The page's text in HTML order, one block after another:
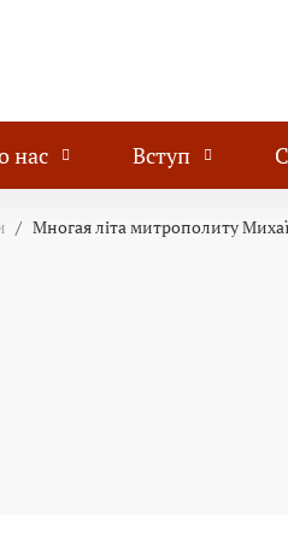
нас Вступ
Многая літа митрополиту